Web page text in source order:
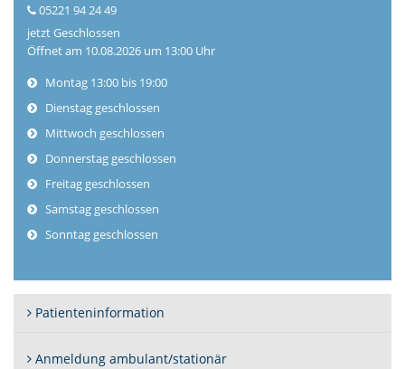
05221 94 24 49
jetzt Geschlossen
Öffnet am 10.08.2026 um 13:00 Uhr
Montag 13:00 bis 19:00
Dienstag geschlossen
Mittwoch geschlossen
Donnerstag geschlossen
Freitag geschlossen
Samstag geschlossen
Sonntag geschlossen
Patienteninformation
Anmeldung ambulant/stationär